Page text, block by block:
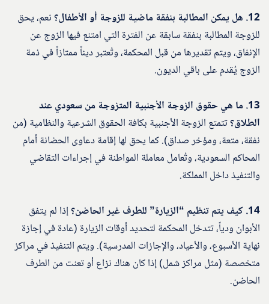
12. هل يمكن المطالبة بنفقة ماضية للزوجة أو الأطفال؟
نعم، يحق
للزوجة المطالبة بنفقة سابقة عن الفترة التي امتنع فيها الزوج عن
الإنفاق، ويتم تقديرها من قبل المحكمة، وتُعتبر ديناً ممتازاً في ذمة
الزوج يُقدم على باقي الديون.
13. ما هي حقوق الزوجة الأجنبية المتزوجة من سعودي عند
الطلاق؟تتمتع الزوجة الأجنبية بكافة الحقوق الشرعية والنظامية (من
نفقة، متعة، ومؤخر صداق). كما يحق لها إقامة دعاوى الحضانة أمام
المحاكم السعودية، وتُعامل معاملة المواطنة في إجراءات التقاضي
والتنفيذ داخل المملكة.
14. كيف يتم تنظيم “الزيارة” للطرف غير الحاضن؟
إذا لم يتفق
الأبوان ودياً، تتدخل المحكمة لتحديد أوقات الزيارة (عادة في إجازة
نهاية الأسبوع، والأعياد، والإجازات المدرسية). ويتم التنفيذ في مراكز
متخصصة (مثل مراكز شمل) إذا كان هناك نزاع أو تعنت من الطرف
الحاضن.